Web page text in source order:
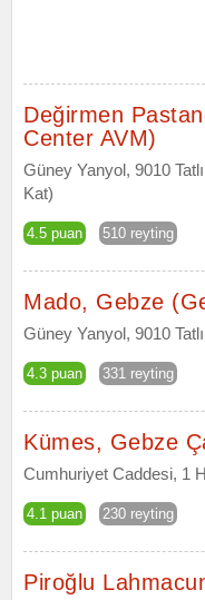
Değirmen
Center AVM)
Güney Yanyol, 9010
Kat)
4.5 puan 510 reyting
Mado, Gebze
Güney Yanyol, 9010
4.3 puan 331 reyting
Kümes, Gebze
Cumhuriyet Caddesi, 1
4.1 puan 230 reyting
Piroğlu